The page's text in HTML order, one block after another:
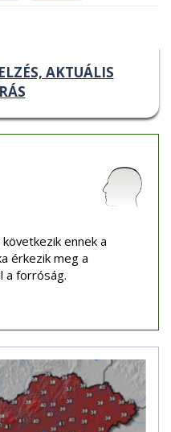
AKTUÁLIS
ennek a
érkezik meg a
a forróság.